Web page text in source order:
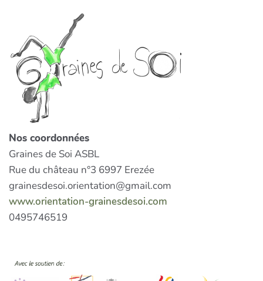
Nos coordonnées
Graines de Soi ASBL
Rue du château n°3 6997 Erezée
grainesdesoi.orientation@gmail.com
www.orientation-grainesdesoi.com
0495746519